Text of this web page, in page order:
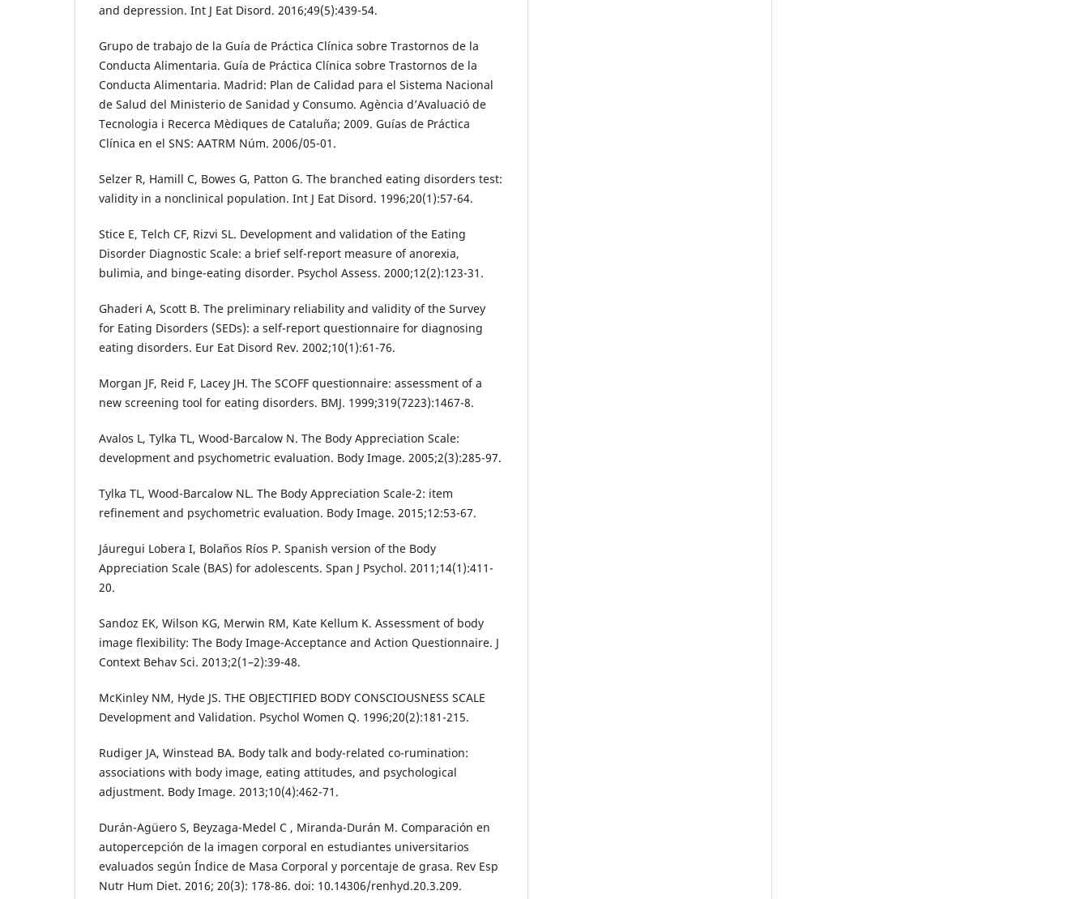
and depression. Int J Eat Disord. 2016;49(5):439-54.
Grupo de trabajo de la Guía de Práctica Clínica sobre Trastornos de la
Conducta Alimentaria. Guía de Práctica Clínica sobre Trastornos de la
Conducta Alimentaria. Madrid: Plan de Calidad para el Sistema Nacional
de Salud del Ministerio de Sanidad y Consumo. Agència d’Avaluació de
Tecnologia i Recerca Mèdiques de Cataluña; 2009. Guías de Práctica
Clínica en el SNS: AATRM Núm. 2006/05-01.
Selzer R, Hamill C, Bowes G, Patton G. The branched eating disorders test:
validity in a nonclinical population. Int J Eat Disord. 1996;20(1):57-64.
Stice E, Telch CF, Rizvi SL. Development and validation of the Eating
Disorder Diagnostic Scale: a brief self-report measure of anorexia,
bulimia, and binge-eating disorder. Psychol Assess. 2000;12(2):123-31.
Ghaderi A, Scott B. The preliminary reliability and validity of the Survey
for Eating Disorders (SEDs): a self-report questionnaire for diagnosing
eating disorders. Eur Eat Disord Rev. 2002;10(1):61-76.
Morgan JF, Reid F, Lacey JH. The SCOFF questionnaire: assessment of a
new screening tool for eating disorders. BMJ. 1999;319(7223):1467-8.
Avalos L, Tylka TL, Wood-Barcalow N. The Body Appreciation Scale:
development and psychometric evaluation. Body Image. 2005;2(3):285-97.
Tylka TL, Wood-Barcalow NL. The Body Appreciation Scale-2: item
refinement and psychometric evaluation. Body Image. 2015;12:53-67.
Jáuregui Lobera I, Bolaños Ríos P. Spanish version of the Body
Appreciation Scale (BAS) for adolescents. Span J Psychol. 2011;14(1):411-
20.
Sandoz EK, Wilson KG, Merwin RM, Kate Kellum K. Assessment of body
image flexibility: The Body Image-Acceptance and Action Questionnaire. J
Context Behav Sci. 2013;2(1–2):39-48.
McKinley NM, Hyde JS. THE OBJECTIFIED BODY CONSCIOUSNESS SCALE
Development and Validation. Psychol Women Q. 1996;20(2):181-215.
Rudiger JA, Winstead BA. Body talk and body-related co-rumination:
associations with body image, eating attitudes, and psychological
adjustment. Body Image. 2013;10(4):462-71.
Durán-Agüero S, Beyzaga-Medel C , Miranda-Durán M. Comparación en
autopercepción de la imagen corporal en estudiantes universitarios
evaluados según Índice de Masa Corporal y porcentaje de grasa. Rev Esp
Nutr Hum Diet. 2016; 20(3): 178-86. doi: 10.14306/renhyd.20.3.209.